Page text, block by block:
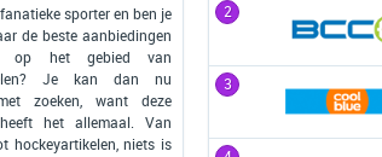
sporter en ben je
de beste aanbiedingen
op het gebied van
Je kan dan nu
zoeken, want deze
het allemaal. Van
hockeyartikelen, niets is
2
3